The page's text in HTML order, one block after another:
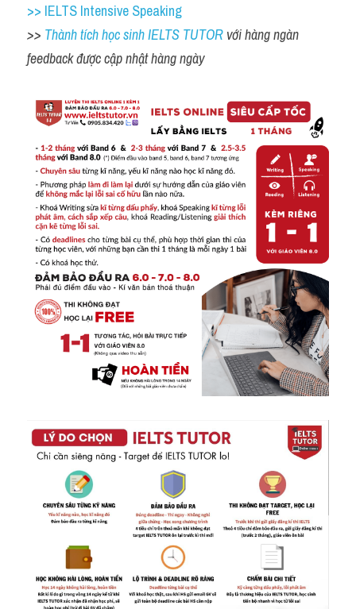
>> IELTS Intensive Speaking
>> Thành tích học sinh IELTS TUTOR với hàng ngàn
feedback được cập nhật hàng ngày